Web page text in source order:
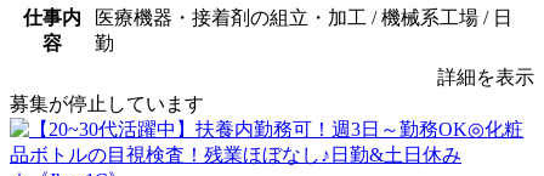
仕事内
容
医療機器・接着剤の組立・加工 / 機械系工場 / 日
勤
詳細を表示
募集が停止しています